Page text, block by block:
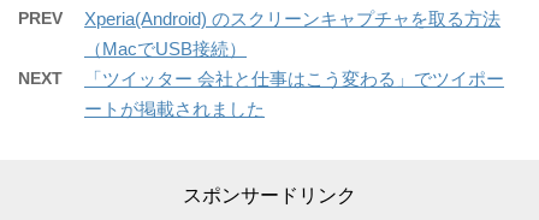
PREV
Xperia(Android) のスクリーンキャプチャを取る方法
（MacでUSB接続）
NEXT
「ツイッター 会社と仕事はこう変わる」でツイポー
ートが掲載されました
スポンサードリンク